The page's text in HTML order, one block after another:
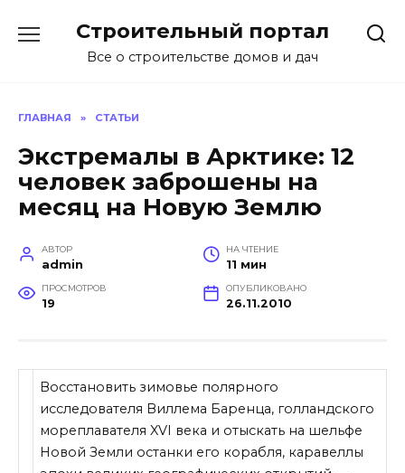
содержанию
Строительный портал
Все о строительстве домов и дач
ГЛАВНАЯ » СТАТЬИ
Экстремалы в Арктике: 12
человек заброшены на
месяц на Новую Землю
АВТОР
admin
НА ЧТЕНИЕ
11 мин
ПРОСМОТРОВ
19
ОПУБЛИКОВАНО
26.11.2010
Восстановить зимовье полярного
исследователя Виллема Баренца, голландского
мореплавателя XVI века и отыскать на шельфе
Новой Земли останки его корабля, каравеллы